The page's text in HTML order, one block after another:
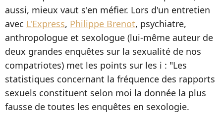
aussi, mieux vaut s'en méfier. Lors d'un entretien
avec L'Express, Philippe Brenot, psychiatre,
anthropologue et sexologue (lui-même auteur de
deux grandes enquêtes sur la sexualité de nos
compatriotes) met les points sur les i : "Les
statistiques concernant la fréquence des rapports
sexuels constituent selon moi la donnée la plus
fausse de toutes les enquêtes en sexologie.